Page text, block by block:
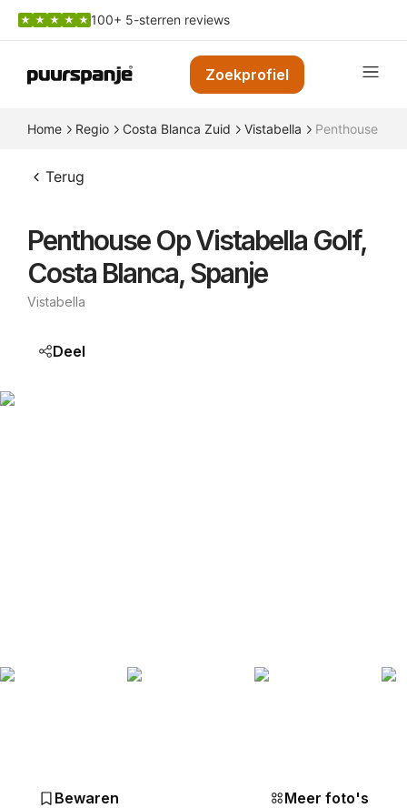
100+ 5-sterren reviews
Zoekprofiel
Home Regio Costa Blanca Zuid Vistabella Penthouse op
Terug
Penthouse Op Vistabella Golf,
Costa Blanca, Spanje
Vistabella
Deel
Bewaren Meer foto's